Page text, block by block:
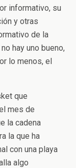
informativo, su
y otras
de la
hay uno bueno,
lo menos, el
que
mes de
la cadena
la que ha
con una playa
algo